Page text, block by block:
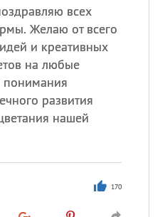
всех
Желаю от всего
и креативных
на любые
понимания
развития
нашей
170